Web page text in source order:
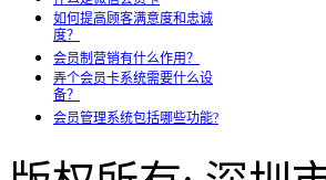
如何提高顾客满意度和忠诚
度？
会员制营销有什么作用？
弄个会员卡系统需要什么设
备？
会员管理系统包括哪些功能?